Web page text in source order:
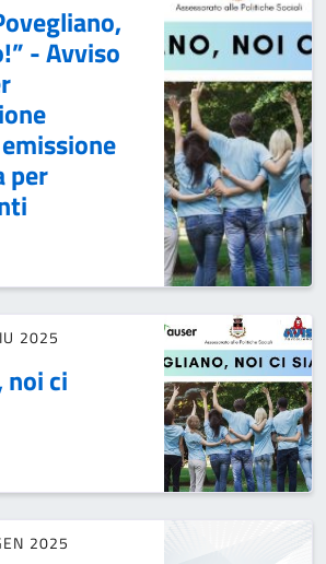
- Avviso
per
NOI CI SIAMO!” - AVVISO
2025
noi ci
CI SIAMO!}
2025